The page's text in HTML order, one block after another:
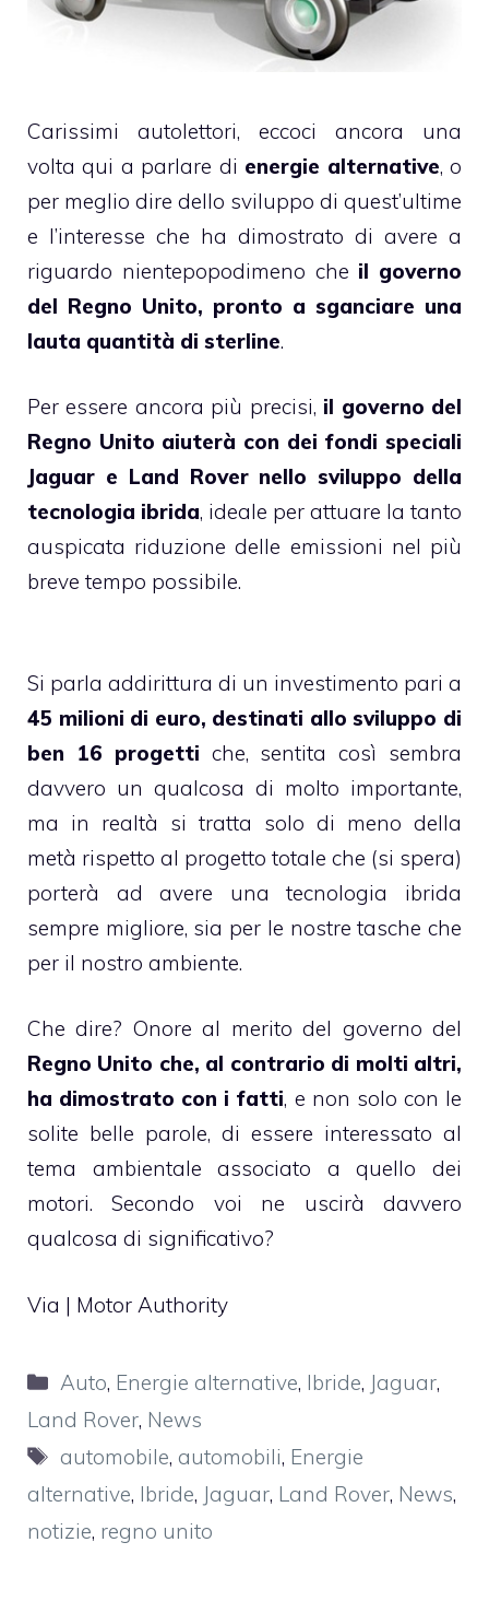
Carissimi autolettori, eccoci ancora una
volta qui a parlare di energie alternative, o
per meglio dire dello sviluppo di quest’ultime
e l’interesse che ha dimostrato di avere a
riguardo nientepopodimeno che il governo
del Regno Unito, pronto a sganciare una
lauta quantità di sterline.
Per essere ancora più precisi, il governo del
Regno Unito aiuterà con dei fondi speciali
Jaguar e Land Rover nello sviluppo della
tecnologia ibrida, ideale per attuare la tanto
auspicata riduzione delle emissioni nel più
breve tempo possibile.
Si parla addirittura di un investimento pari a
45 milioni di euro, destinati allo sviluppo di
ben 16 progetti che, sentita così sembra
davvero un qualcosa di molto importante,
ma in realtà si tratta solo di meno della
metà rispetto al progetto totale che (si spera)
porterà ad avere una tecnologia ibrida
sempre migliore, sia per le nostre tasche che
per il nostro ambiente.
Che dire? Onore al merito del governo del
Regno Unito che, al contrario di molti altri,
ha dimostrato con i fatti, e non solo con le
solite belle parole, di essere interessato al
tema ambientale associato a quello dei
motori. Secondo voi ne uscirà davvero
qualcosa di significativo?
Via | Motor Authority
Categorie
Auto, Energie alternative, Ibride, Jaguar,
Land Rover, News
Tag
automobile, automobili, Energie
alternative, Ibride, Jaguar, Land Rover, News,
notizie, regno unito